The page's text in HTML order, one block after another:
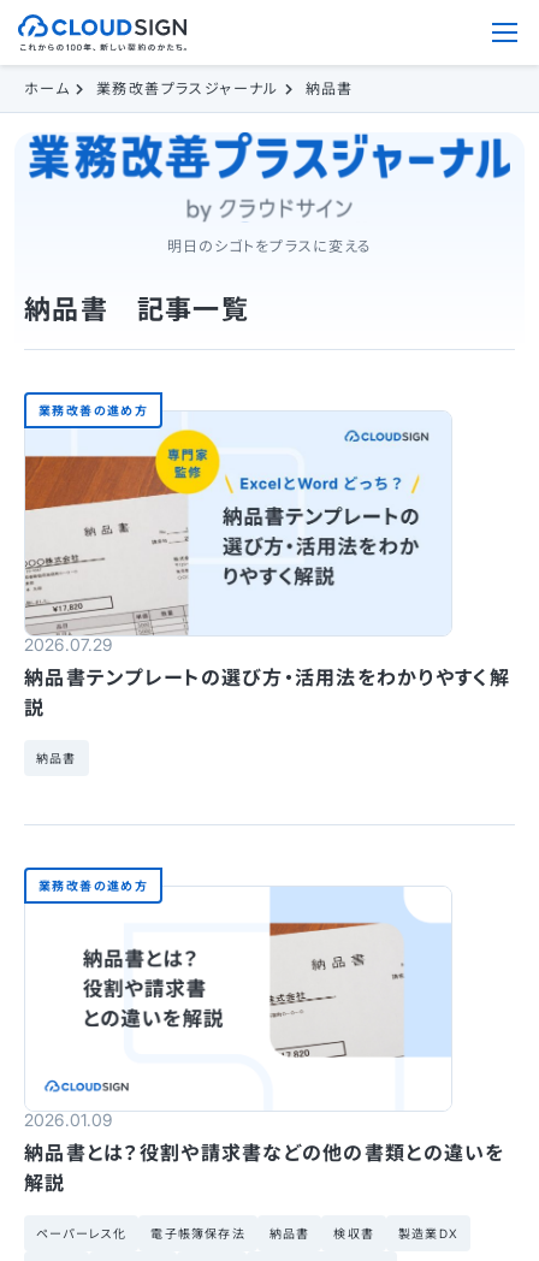
ホーム 業務改善プラスジャーナル 納品書
明日のシゴトをプラスに変える
納品書 記事一覧
業務改善の進め方
2026.07.29
納品書テンプレートの選び方・活用法をわかりやすく解
説
納品書
業務改善の進め方
2026.01.09
納品書とは？役割や請求書などの他の書類との違いを
解説
ペーパーレス化 電子帳簿保存法 納品書 検収書 製造業DX